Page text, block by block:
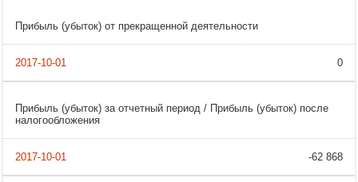
Прибыль (убыток) от прекращенной деятельности
0
Прибыль (убыток) за отчетный период / Прибыль (убыток) после
налогообложения
-62 868